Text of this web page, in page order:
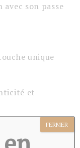
son passe
unique
et
FERMER